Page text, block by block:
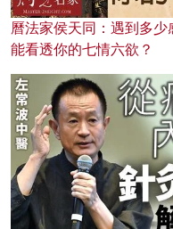
曆法家侯天同：遇到多
能看透你的七情六欲？